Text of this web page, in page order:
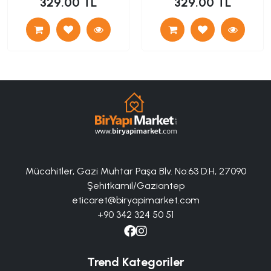
Mücahitler, Gazi Muhtar Paşa Blv. No:63 D:H, 27090
Şehitkamil/Gaziantep
eticaret@biryapimarket.com
+90 342 324 50 51
Trend Kategoriler